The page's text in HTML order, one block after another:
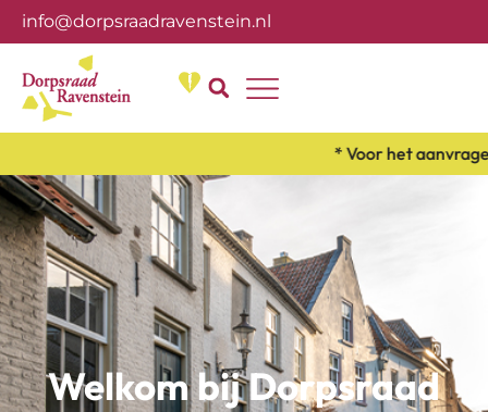
info@dorpsraadravenstein.nl
* Voor het
Welkom bij Dorpsraad